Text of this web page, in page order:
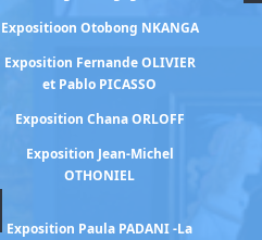
Expositioon Otobong NKANGA
Exposition Fernande OLIVIER
et Pablo PICASSO
Exposition Chana ORLOFF
Exposition Jean-Michel
OTHONIEL
Exposition Paula PADANI -La